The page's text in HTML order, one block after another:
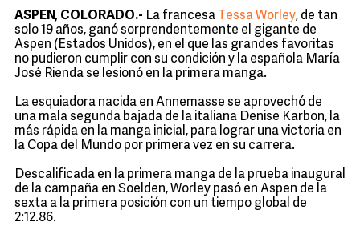
ASPEN, COLORADO.- La francesa Tessa Worley, de tan
solo 19 años, ganó sorprendentemente el gigante de
Aspen (Estados Unidos), en el que las grandes favoritas
no pudieron cumplir con su condición y la española María
José Rienda se lesionó en la primera manga.
La esquiadora nacida en Annemasse se aprovechó de
una mala segunda bajada de la italiana Denise Karbon, la
más rápida en la manga inicial, para lograr una victoria en
la Copa del Mundo por primera vez en su carrera.
Descalificada en la primera manga de la prueba inaugural
de la campaña en Soelden, Worley pasó en Aspen de la
sexta a la primera posición con un tiempo global de
2:12.86.